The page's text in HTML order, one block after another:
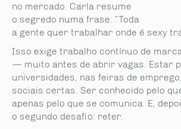
no mercado. Carla resume
o segredo numa frase: “Toda
a gente quer trabalhar onde é sexy
Isso exige trabalho contínuo de
— muito antes de abrir vagas. Estar
universidades, nas feiras de
sociais certas. Ser conhecido pelo
apenas pelo que se comunica. E,
o segundo desafio: reter.